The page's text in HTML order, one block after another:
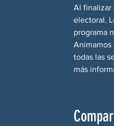
Al finalizar
electoral.
programa
Animamos
todas las
más